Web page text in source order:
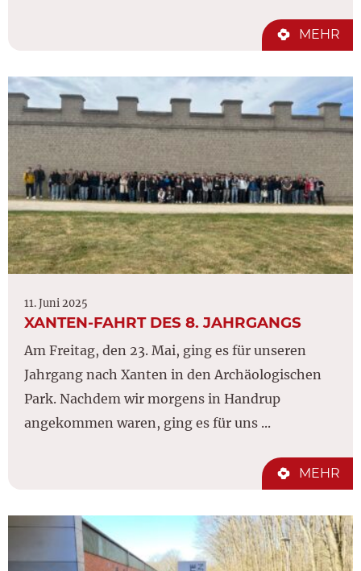
MEHR
11. Juni 2025
XANTEN-FAHRT DES 8. JAHRGANGS
Am Freitag, den 23. Mai, ging es für unseren
Jahrgang nach Xanten in den Archäologischen
Park. Nachdem wir morgens in Handrup
angekommen waren, ging es für uns ...
MEHR